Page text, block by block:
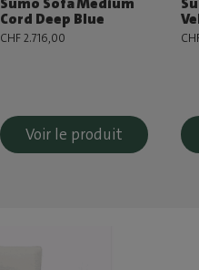
Cord Deep Blue
CHF 2.716,00
Voir le produit